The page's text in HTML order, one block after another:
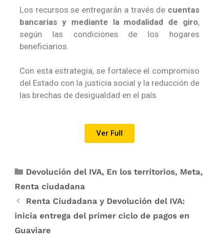
Los recursos se entregarán a través de cuentas
bancarias y mediante la modalidad de giro,
según las condiciones de los hogares
beneficiarios.
Con esta estrategia, se fortalece el compromiso
del Estado con la justicia social y la reducción de
las brechas de desigualdad en el país.
Ver Full
Devolución del IVA, En los territorios, Meta,
Renta ciudadana
Renta Ciudadana y Devolución del IVA:
inicia entrega del primer ciclo de pagos en
Guaviare